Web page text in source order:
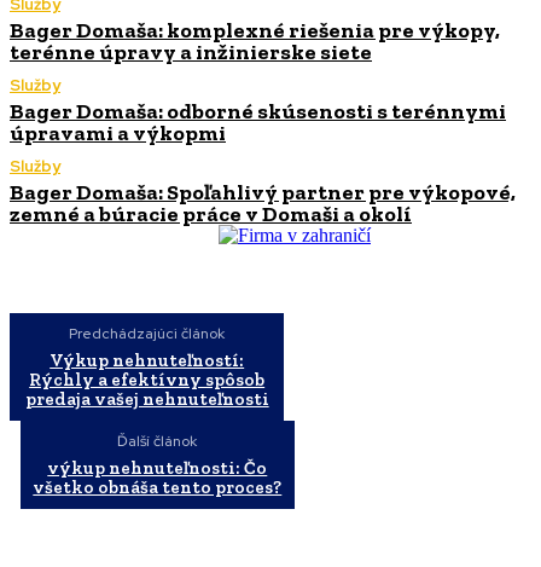
Služby
Bager Domaša: komplexné riešenia pre výkopy,
terénne úpravy a inžinierske siete
Služby
Bager Domaša: odborné skúsenosti s terénnymi
úpravami a výkopmi
Služby
Bager Domaša: Spoľahlivý partner pre výkopové,
zemné a búracie práce v Domaši a okolí
Predchádzajúci článok
Výkup nehnuteľností:
Rýchly a efektívny spôsob
predaja vašej nehnuteľnosti
Ďalší článok
výkup nehnuteľnosti: Čo
všetko obnáša tento proces?